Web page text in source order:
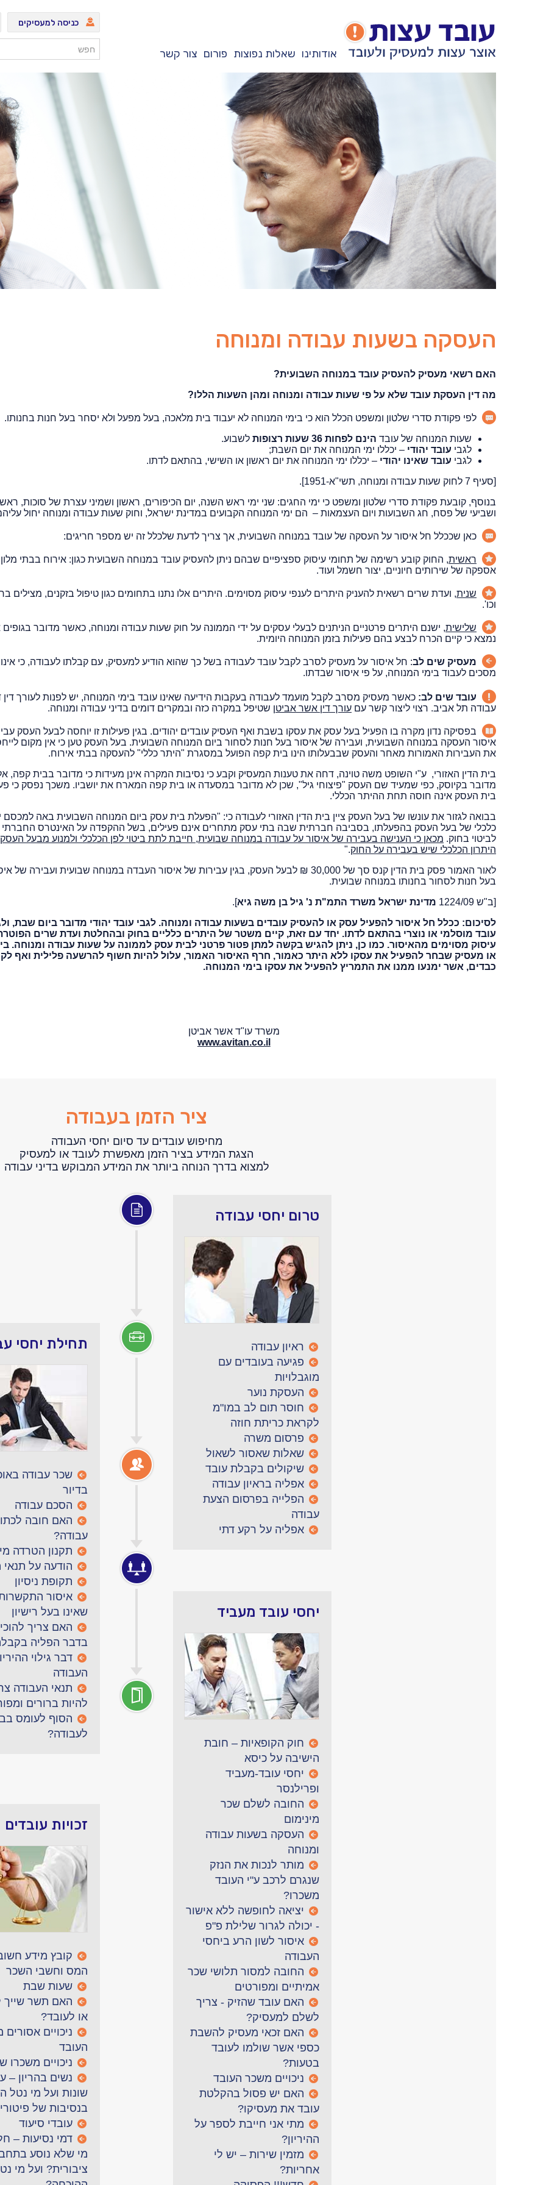
אודותינו שאלות נפוצות פורום צור קשר
כניסה למעסיקים
העסקה בשעות עבודה ומנוחה
האם רשאי מעסיק להעסיק עובד במנוחה השבועית?
מה דין העסקת עובד שלא על פי שעות עבודה ומנוחה ומהן השעות הללו?
לפי פקודת סדרי שלטון ומשפט הכלל הוא כי בימי המנוחה לא יעבוד בית מלאכה, בעל מפעל ולא יסחר בעל חנות בחנותו.
שעות המנוחה של עובד הינם לפחות 36 שעות רצופות
לשבוע.
לגבי עובד יהודי – יכללו ימי המנוחה את יום השבת;
לגבי עובד שאינו יהודי – יכללו ימי המנוחה את יום ראשון או השישי, בהתאם לדתו.
[סעיף 7 לחוק שעות עבודה ומנוחה, תשי"א-1951].
בנוסף, קובעת פקודת סדרי שלטון ומשפט כי ימי החגים: שני ימי ראש השנה, יום הכיפורים, ראשון ושמיני עצרת של סוכות,
ושביעי של פסח, חג השבועות ויום העצמאות – הם ימי המנוחה הקבועים במדינת ישראל, וחוק שעות עבודה ומנוחה יחול
כאן שככלל חל איסור על העסקה של עובד במנוחה השבועית, אך צריך לדעת שלכלל זה יש מספר חריגים:
ראשית, החוק קובע רשימה של תחומי עיסוק ספציפיים שבהם ניתן להעסיק עובד במנוחה השבועית כגון: אירוח בבתי
אספקה של שירותים חיוניים, יצור חשמל ועוד.
שנית, ועדת שרים רשאית להעניק היתרים לענפי עיסוק מסוימים. היתרים אלו נתנו בתחומים כגון טיפול בזקנים, מצילים
וכו'.
שלישית, ישנם היתרים פרטניים הניתנים לבעלי עסקים על ידי הממונה על חוק שעות עבודה ומנוחה, כאשר מדובר
נמצא כי קיים הכרח לבצע בהם פעילות בזמן המנוחה היומית.
מעסיק שים לב: חל איסור על מעסיק לסרב לקבל עובד לעבודה בשל כך שהוא הודיע למעסיק, עם קבלתו לעבודה, כי אינו
מסכים לעבוד בימי המנוחה, על פי איסור שבדתו.
עובד שים לב: כאשר מעסיק מסרב לקבל מועמד לעבודה בעקבות הידיעה שאינו עובד בימי המנוחה, יש לפנות לעורך דין
עבודה תל אביב. רצוי ליצור קשר עם עורך דין אשר אביטן שטיפל במקרה כזה ובמקרים דומים בדיני עבודה ומנוחה.
בפסיקה נדון מקרה בו הפעיל בעל עסק את עסקו בשבת ואף העסיק עובדים יהודים. בגין פעילות זו יוחסה לבעל העסק
איסור העסקה במנוחה השבועית, ועבירה של איסור בעל חנות לסחור ביום המנוחה השבועית. בעל העסק טען כי אין מקום
את העבירות האמורות מאחר והעסק שבבעלותו הינו בית קפה הפועל במסגרת "היתר כללי" להעסקה בבתי אירוח.
בית הדין האזורי, ע"י השופט משה טוינה, דחה את טענות המעסיק וקבע כי נסיבות המקרה אינן מעידות כי מדובר בבית קפה,
מדובר בקיוסק, כפי שמעיד שם העסק "פיצוחי גיל", שכן לא מדובר במסעדה או בית קפה המארח את יושביו. משכך נפסק כי
בית העסק אינה חוסה תחת ההיתר הכללי.
בבואה לגזור את עונשו של בעל העסק ציין בית הדין האזורי לעבודה כי: "הפעלת בית עסק ביום המנוחה השבועית באה למכסם
כלכלי של בעל העסק בהפעלתו, בסביבה חברתית שבה בתי עסק מתחרים אינם פעילים, בשל ההקפדה על האינטרס
לביטוי בחוק. מכאן כי הענישה בעבירה של איסור על עבודה במנוחה שבועית, חייבת לתת ביטוי לפן הכלכלי ולמנוע מבעל
היתרון הכלכלי שיש בעבירה על החוק."
לאור האמור פסק בית הדין קנס סך של 30,000 ₪ לבעל העסק, בגין עבירות של איסור העבדה במנוחה שבועית ועבירה של
בעל חנות לסחור בחנותו במנוחה שבועית.
[ב"ש 1224/09
מדינת ישראל משרד התמ"ת נ' גיל בן משה גיא ].
לסיכום: ככלל חל איסור להפעיל עסק או להעסיק עובדים בשעות עבודה ומנוחה. לגבי עובד יהודי מדובר ביום שבת,
עובד מוסלמי או נוצרי בהתאם לדתו. יחד עם זאת, קיים משטר של היתרים כלליים בחוק ובהחלטת ועדת שרים
עיסוק מסוימים מהאיסור. כמו כן, ניתן להגיש בקשה למתן פטור פרטני לבית עסק לממונה על שעות עבודה ומנוחה.
או מעסיק שבחר להפעיל את עסקו ללא היתר כאמור, חרף האיסור האמור, עלול להיות חשוף להרשעה פלילית ואף
כבדים, אשר ימנעו ממנו את התמריץ להפעיל את עסקו בימי המנוחה.
משרד עו"ד אשר אביטן
www.avitan.co.il
ציר הזמן בעבודה
מחיפוש עובדים עד סיום יחסי העבודה
הצגת המידע בציר הזמן מאפשרת לעובד או למעסיק
למצוא בדרך הנוחה ביותר את המידע המבוקש בדיני עבודה
טרום יחסי עבודה
ראיון עבודה
פגיעה בעובדים עם
מוגבלויות
העסקת נוער
חוסר תום לב במו"מ
לקראת כריתת חוזה
פרסום משרה
שאלות שאסור לשאול
שיקולים בקבלת עובד
אפליה בראיון עבודה
הפלייה בפרסום הצעת
עבודה
אפליה על רקע דתי
יחסי עובד מעביד
חוק הקופאיות – חובת
הישיבה על כיסא
יחסי עובד-מעביד
ופרילנסר
החובה לשלם שכר
מינימום
העסקה בשעות עבודה
ומנוחה
מותר לנכות את הנזק
שנגרם לרכב ע"י העובד
משכרו?
יציאה לחופשה ללא אישור
- יכולה לגרור שלילת פ"פ
איסור לשון הרע ביחסי
העבודה
החובה למסור תלושי שכר
אמיתיים ומפורטים
האם עובד שהזיק - צריך
לשלם למעסיק?
האם זכאי מעסיק להשבת
כספי אשר שולמו לעובד
בטעות?
ניכויים משכר העובד
האם יש פסול בהקלטת
עובד את מעסיקו?
מתי אני חייבת לספר על
ההיריון?
מזמין שירות – יש לי
אחריות?
תחילת יחסי
שכר עבודה
בדיור
הסכם עבודה
האם חובה
עבודה?
תקנון הטרדה
הודעה על
תקופת ניסיון
איסור
שאינו בעל רישיון
האם צריך
בדבר הפליה
דבר גילוי
העבודה
תנאי העבודה
להיות ברורים
הסוף לעומס
לעבודה?
זכויות עובדים
קובץ מידע
המס וחשבי השכר
שעות שבת
האם תשר שייך
או לעובד?
ניכויים
העובד
ניכויים משכרו
נשים בהריון –
שונות ועל מי נטל
בנסיבות של
עובדי סיעוד
דמי נסיעות –
מי שלא נוסע
ציבורית? ועל מי